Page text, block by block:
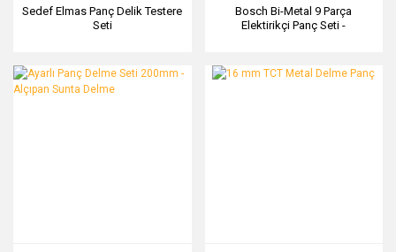
Sedef Elmas Panç Delik Testere
Seti
Bosch Bi-Metal 9 Parça
Elektirikçi Panç Seti -